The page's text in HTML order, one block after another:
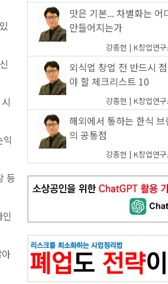
등
맛은 기본... 차별화는 어
만들어지는가
강종헌 | K창업연
외식업 창업 전 반드시
야 할 체크리스트 10
강종헌 | K창업연
해외에서 통하는 한식 브
의 공통점
강종헌 | K창업연